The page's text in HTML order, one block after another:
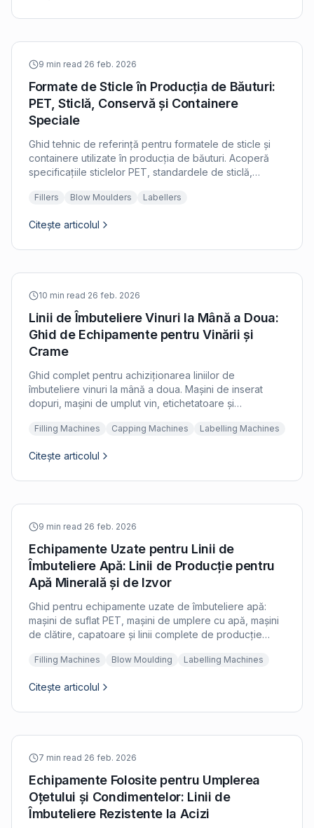
9 min read·26 feb. 2026
Formate de Sticle în Producția de Băuturi:
PET, Sticlă, Conservă și Containere
Speciale
Ghid tehnic de referință pentru formatele de sticle și
containere utilizate în producția de băuturi. Acoperă
specificațiile sticlelor PET, standardele de sticlă,
acestora asupra configurării liniei de umplere.
Fillers Blow Moulders Labellers
Citește articolul
10 min read·26 feb. 2026
Linii de Îmbuteliere Vinuri la Mână a Doua:
Ghid de Echipamente pentru Vinării și
Crame
Ghid complet pentru achiziționarea liniilor de
îmbuteliere vinuri la mână a doua. Mașini de inserat
dopuri, mașini de umplut vin, etichetatoare și
evaluare pentru echipamente de îmbuteliere vinuri
Filling Machines Capping Machines Labelling Machines
Citește articolul
9 min read·26 feb. 2026
Echipamente Uzate pentru Linii de
Îmbuteliere Apă: Linii de Producție pentru
Apă Minerală și de Izvor
Ghid pentru echipamente uzate de îmbuteliere apă:
mașini de suflat PET, mașini de umplere cu apă, mașini
de clătire, capatoare și linii complete de producție
Filling Machines Blow Moulding Labelling Machines
Citește articolul
7 min read·26 feb. 2026
Echipamente Folosite pentru Umplerea
Oțetului și Condimentelor: Linii de
Îmbuteliere Rezistente la Acizi